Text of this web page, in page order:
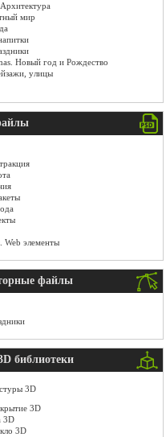
мир
Новый год и Рождество
улицы
Web элементы
файлы
библиотеки
3D
3D
3D
3D